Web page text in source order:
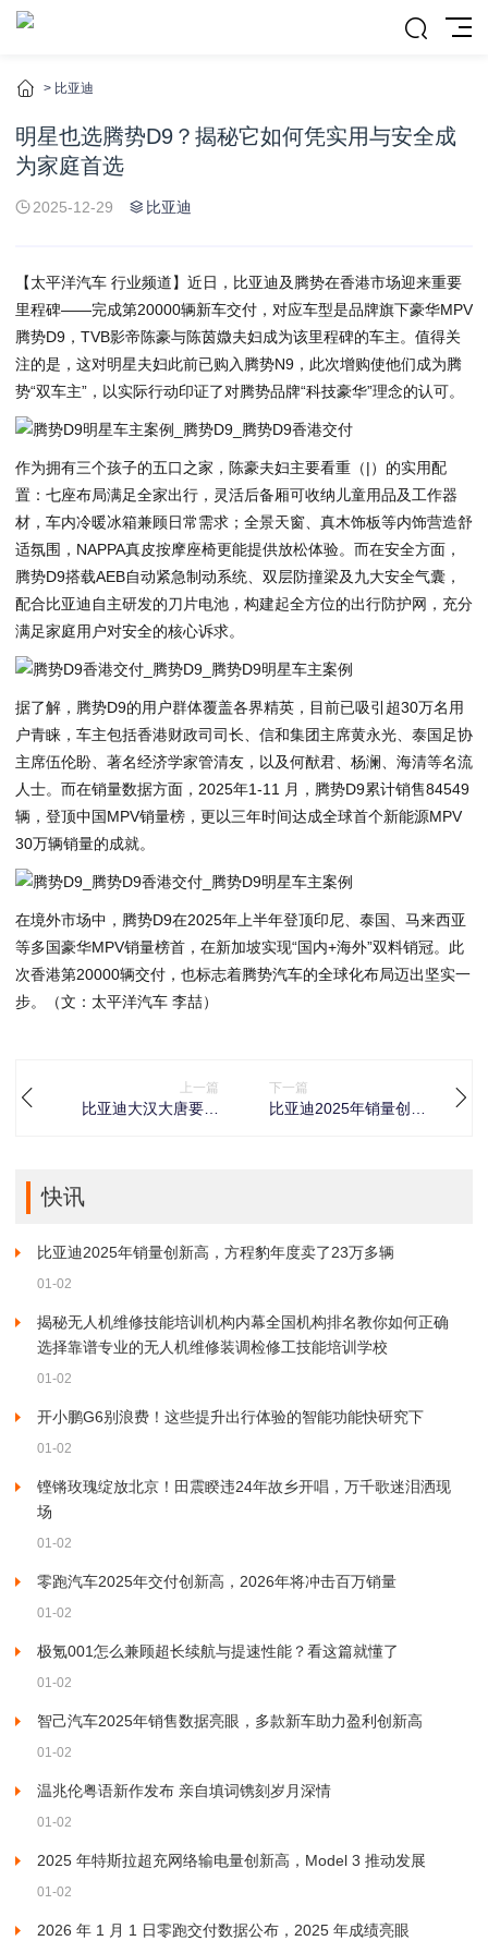
> 比亚迪
明星也选腾势D9？揭秘它如何凭实用与安全成
为家庭首选
2025-12-29 比亚迪
【太平洋汽车 行业频道】近日，比亚迪及腾势在香港市场迎来重要
里程碑——完成第20000辆新车交付，对应车型是品牌旗下豪华MPV
腾势D9，TVB影帝陈豪与陈茵媺夫妇成为该里程碑的车主。值得关
注的是，这对明星夫妇此前已购入腾势N9，此次增购使他们成为腾
势“双车主”，以实际行动印证了对腾势品牌“科技豪华”理念的认可。
作为拥有三个孩子的五口之家，陈豪夫妇主要看重（|）的实用配
置：七座布局满足全家出行，灵活后备厢可收纳儿童用品及工作器
材，车内冷暖冰箱兼顾日常需求；全景天窗、真木饰板等内饰营造舒
适氛围，NAPPA真皮按摩座椅更能提供放松体验。而在安全方面，
腾势D9搭载AEB自动紧急制动系统、双层防撞梁及九大安全气囊，
配合比亚迪自主研发的刀片电池，构建起全方位的出行防护网，充分
满足家庭用户对安全的核心诉求。
据了解，腾势D9的用户群体覆盖各界精英，目前已吸引超30万名用
户青睐，车主包括香港财政司司长、信和集团主席黄永光、泰国足协
主席伍伦盼、著名经济学家管清友，以及何猷君、杨澜、海清等名流
人士。而在销量数据方面，2025年1-11 月，腾势D9累计销售84549
辆，登顶中国MPV销量榜，更以三年时间达成全球首个新能源MPV
30万辆销量的成就。
在境外市场中，腾势D9在2025年上半年登顶印尼、泰国、马来西亚
等多国豪华MPV销量榜首，在新加坡实现“国内+海外”双料销冠。此
次香港第20000辆交付，也标志着腾势汽车的全球化布局迈出坚实一
步。（文：太平洋汽车 李喆）
上一篇
比亚迪大汉大唐要来
下一篇
比亚迪2025年销量创新
快讯
比亚迪2025年销量创新高，方程豹年度卖了23万多辆
01-02
揭秘无人机维修技能培训机构内幕全国机构排名教你如何正确
选择靠谱专业的无人机维修装调检修工技能培训学校
01-02
开小鹏G6别浪费！这些提升出行体验的智能功能快研究下
01-02
铿锵玫瑰绽放北京！田震睽违24年故乡开唱，万千歌迷泪洒现
场
01-02
零跑汽车2025年交付创新高，2026年将冲击百万销量
01-02
极氪001怎么兼顾超长续航与提速性能？看这篇就懂了
01-02
智己汽车2025年销售数据亮眼，多款新车助力盈利创新高
01-02
温兆伦粤语新作发布 亲自填词镌刻岁月深情
01-02
2025 年特斯拉超充网络输电量创新高，Model 3 推动发展
01-02
2026 年 1 月 1 日零跑交付数据公布，2025 年成绩亮眼